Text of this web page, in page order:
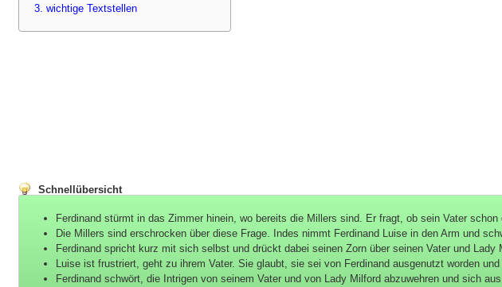
3. wichtige Textstellen
Schnellübersicht
Ferdinand stürmt in das Zimmer hinein, wo bereits die Millers sind. Er fragt, ob sein Vater schon
Die Millers sind erschrocken über diese Frage. Indes nimmt Ferdinand Luise in den Arm und
Ferdinand spricht kurz mit sich selbst und drückt dabei seinen Zorn über seinen Vater und
Luise ist frustriert, geht zu ihrem Vater. Sie glaubt, sie sei von Ferdinand ausgenutzt worden
Ferdinand schwört, die Intrigen von seinem Vater und von Lady Milford abzuwehren und sich